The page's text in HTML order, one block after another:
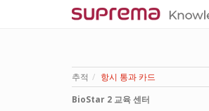
추적
항시 통과 카드
BioStar 2 교육 센터